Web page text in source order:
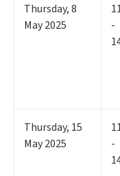
Thursday,8
May 2025
-
Thursday, 15
May 2025
-